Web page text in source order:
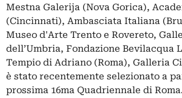
Mestna Galerija (Nova Gorica),
(Cincinnati), Ambasciata Italiana
Museo d'Arte Trento e Rovereto,
dell’Umbria, Fondazione Bevilacqua
Tempio di Adriano (Roma), Galleria
è stato recentemente selezionato a
prossima 16ma Quadriennale di